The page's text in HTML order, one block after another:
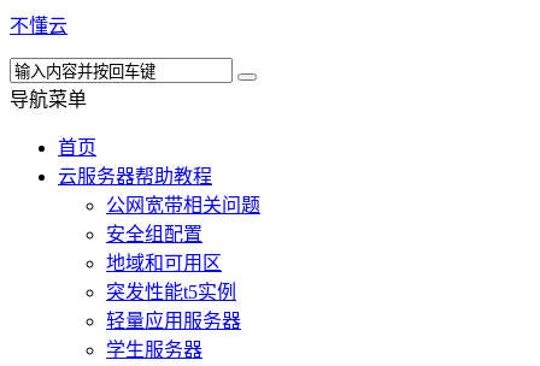
不懂云
导航菜单
首页
云服务器帮助教程
公网宽带相关问题
安全组配置
地域和可用区
突发性能t5实例
轻量应用服务器
学生服务器